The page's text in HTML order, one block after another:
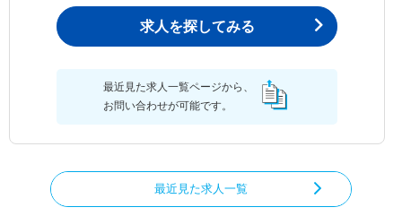
求人を探してみる
最近見た求人一覧ページから、
お問い合わせが可能です。
最近見た求人一覧